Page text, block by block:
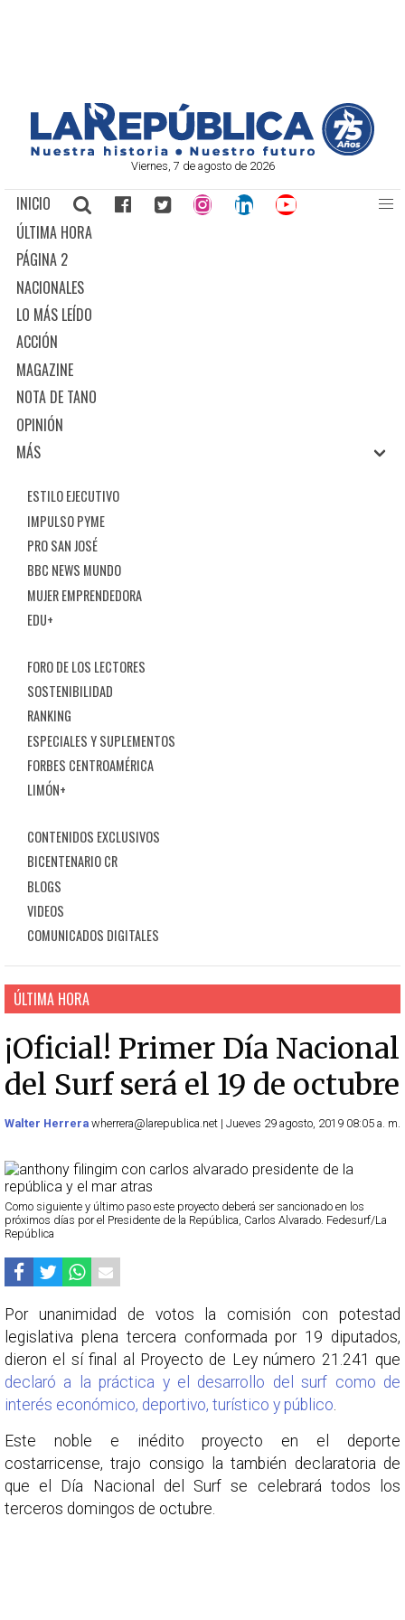
Viernes, 7 de agosto de 2026
INICIO
ÚLTIMA HORA
PÁGINA 2
NACIONALES
LO MÁS LEÍDO
ACCIÓN
MAGAZINE
NOTA DE TANO
OPINIÓN
MÁS
ESTILO EJECUTIVO
IMPULSO PYME
PRO SAN JOSÉ
BBC NEWS MUNDO
MUJER EMPRENDEDORA
EDU+
FORO DE LOS LECTORES
SOSTENIBILIDAD
RANKING
ESPECIALES Y SUPLEMENTOS
FORBES CENTROAMÉRICA
LIMÓN+
CONTENIDOS EXCLUSIVOS
BICENTENARIO CR
BLOGS
VIDEOS
COMUNICADOS DIGITALES
ÚLTIMA HORA
¡Oficial! Primer Día Nacional
del Surf será el 19 de octubre
Walter Herrera wherrera@larepublica.net | Jueves 29 agosto, 2019 08:05 a. m.
Como siguiente y último paso este proyecto deberá ser sancionado en los
próximos días por el Presidente de la República, Carlos Alvarado. Fedesurf/La
República
Por unanimidad de votos la comisión con potestad
legislativa plena tercera conformada por 19 diputados,
dieron el sí final al Proyecto de Ley número 21.241 que
declaró a la práctica y el desarrollo del surf como de
interés económico, deportivo, turístico y público.
Este noble e inédito proyecto en el deporte
costarricense, trajo consigo la también declaratoria de
que el Día Nacional del Surf se celebrará todos los
terceros domingos de octubre.